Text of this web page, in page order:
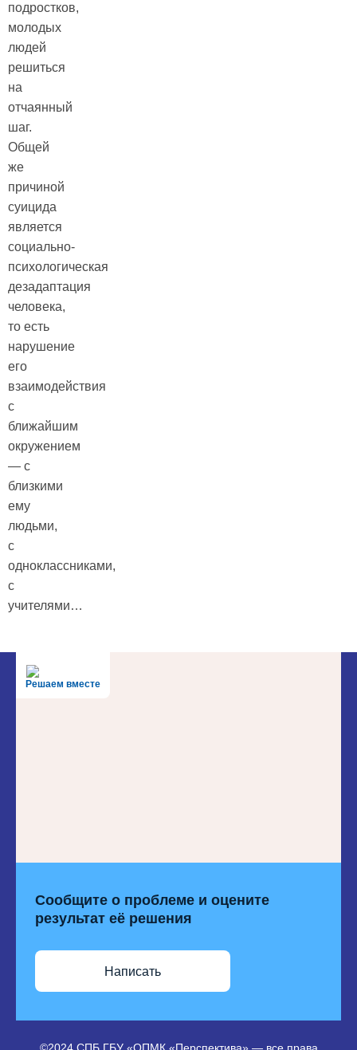
подростков,
молодых
людей
решиться
на
отчаянный
шаг.
Общей
же
причиной
суицида
является
социально-
психологическая
дезадаптация
человека,
то есть
нарушение
его
взаимодействия
с
ближайшим
окружением
— с
близкими
ему
людьми,
с
одноклассниками,
с
учителями…
Решаем вместе
Сообщите о проблеме и оцените
результат её решения
Написать